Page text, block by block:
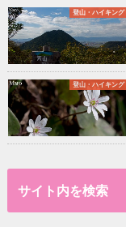
登山・ハイキング
登山・ハイキング
サイト内を検索